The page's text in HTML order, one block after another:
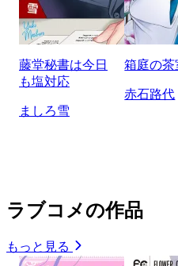
藤堂秘書は今日
も塩対応
ましろ雪
箱庭の茶
赤石路代
ラブコメの作品
もっと見る